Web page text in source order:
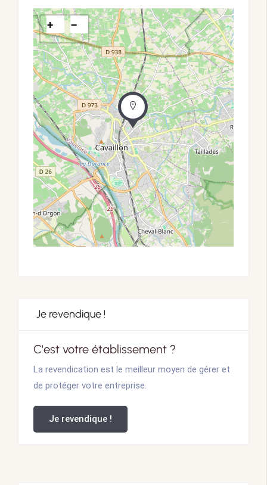
+ −
Je revendique !
C'est votre établissement ?
La revendication est le meilleur moyen de gérer et
de protéger votre entreprise.
Je revendique !